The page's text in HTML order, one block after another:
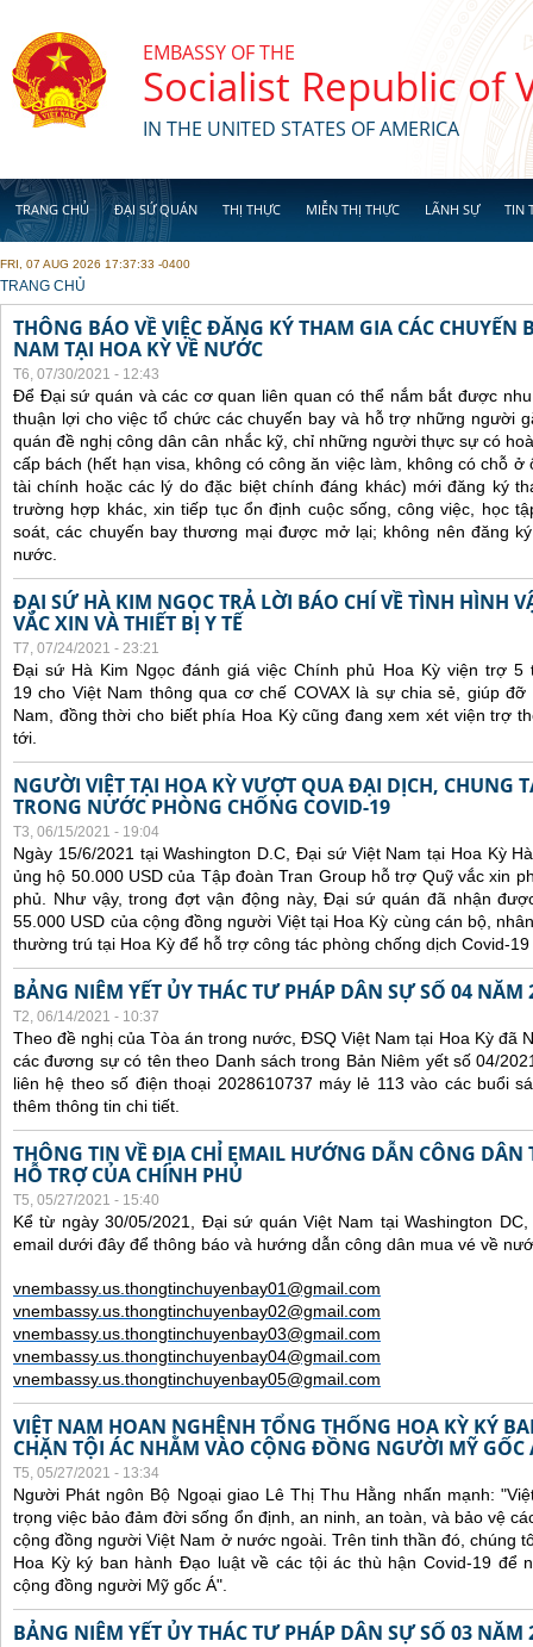
EMBASSY OF THE
Socialist Republic of
IN THE UNITED STATES OF AMERICA
TRANG CHỦ ĐẠI SỨ QUÁN THỊ THỰC MIỄN THỊ THỰC LÃNH SỰ TIN
FRI, 07 AUG 2026 17:37:33 -0400
YOU ARE HERE
TRANG CHỦ
THÔNG BÁO VỀ VIỆC ĐĂNG KÝ THAM GIA CÁC CHUYẾN
NAM TẠI HOA KỲ VỀ NƯỚC
T6, 07/30/2021 - 12:43
Để Đại sứ quán và các cơ quan liên quan có thể nắm bắt được
thuận lợi cho việc tổ chức các chuyến bay và hỗ trợ những người
quán đề nghị công dân cân nhắc kỹ, chỉ những người thực sự có
cấp bách (hết hạn visa, không có công ăn việc làm, không có chỗ
tài chính hoặc các lý do đặc biệt chính đáng khác) mới đăng ký
trường hợp khác, xin tiếp tục ổn định cuộc sống, công việc, học
soát, các chuyến bay thương mại được mở lại; không nên đăng
nước.
ĐẠI SỨ HÀ KIM NGỌC TRẢ LỜI BÁO CHÍ VỀ TÌNH HÌNH
VẮC XIN VÀ THIẾT BỊ Y TẾ
T7, 07/24/2021 - 23:21
Đại sứ Hà Kim Ngọc đánh giá việc Chính phủ Hoa Kỳ viện trợ 5
19 cho Việt Nam thông qua cơ chế COVAX là sự chia sẻ, giúp
Nam, đồng thời cho biết phía Hoa Kỳ cũng đang xem xét viện trợ
tới.
NGƯỜI VIỆT TẠI HOA KỲ VƯỢT QUA ĐẠI DỊCH, CHUNG
TRONG NƯỚC PHÒNG CHỐNG COVID-19
T3, 06/15/2021 - 19:04
Ngày 15/6/2021 tại Washington D.C, Đại sứ Việt Nam tại Hoa Kỳ
ủng hộ 50.000 USD của Tập đoàn Tran Group hỗ trợ Quỹ vắc xin
phủ. Như vậy, trong đợt vận động này, Đại sứ quán đã nhận
55.000 USD của cộng đồng người Việt tại Hoa Kỳ cùng cán bộ,
thường trú tại Hoa Kỳ để hỗ trợ công tác phòng chống dịch Covid-
BẢNG NIÊM YẾT ỦY THÁC TƯ PHÁP DÂN SỰ SỐ 04 NĂM
T2, 06/14/2021 - 10:37
Theo đề nghị của Tòa án trong nước, ĐSQ Việt Nam tại Hoa Kỳ đã
các đương sự có tên theo Danh sách trong Bản Niêm yết số 04/
liên hệ theo số điện thoại 2028610737 máy lẻ 113 vào các buổi
thêm thông tin chi tiết.
THÔNG TIN VỀ ĐỊA CHỈ EMAIL HƯỚNG DẪN CÔNG DÂN
HỖ TRỢ CỦA CHÍNH PHỦ
T5, 05/27/2021 - 15:40
Kể từ ngày 30/05/2021, Đại sứ quán Việt Nam tại Washington
email dưới đây để thông báo và hướng dẫn công dân mua vé về
vnembassy.us.thongtinchuyenbay01@gmail.com
vnembassy.us.thongtinchuyenbay02@gmail.com
vnembassy.us.thongtinchuyenbay03@gmail.com
vnembassy.us.thongtinchuyenbay04@gmail.com
vnembassy.us.thongtinchuyenbay05@gmail.com
VIỆT NAM HOAN NGHÊNH TỔNG THỐNG HOA KỲ KÝ
CHẶN TỘI ÁC NHẰM VÀO CỘNG ĐỒNG NGƯỜI MỸ GỐC
T5, 05/27/2021 - 13:34
Người Phát ngôn Bộ Ngoại giao Lê Thị Thu Hằng nhấn mạnh:
trọng việc bảo đảm đời sống ổn định, an ninh, an toàn, và bảo vệ
cộng đồng người Việt Nam ở nước ngoài. Trên tinh thần đó, chúng
Hoa Kỳ ký ban hành Đạo luật về các tội ác thù hận Covid-19 để
cộng đồng người Mỹ gốc Á".
BẢNG NIÊM YẾT ỦY THÁC TƯ PHÁP DÂN SỰ SỐ 03 NĂM